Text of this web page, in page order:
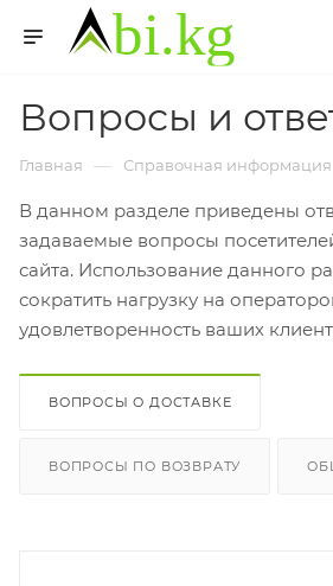
Вопросы и
Главная — Справочная информация
В данном разделе приведены
задаваемые вопросы
сайта. Использование данного
сократить нагрузку на
удовлетворенность ваших
ВОПРОСЫ О ДОСТАВКЕ
ВОПРОСЫ ПО ВОЗВРАТУ